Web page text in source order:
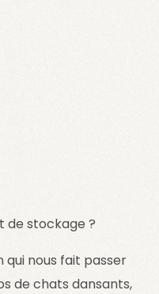
de stockage ?
qui nous fait passer
de chats dansants,